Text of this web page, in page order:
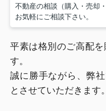
不動産の相談（購入・売却
お気軽にご相談下さい。
平素は格別のご高配
す。
誠に勝手ながら、弊
とさせていただきます。